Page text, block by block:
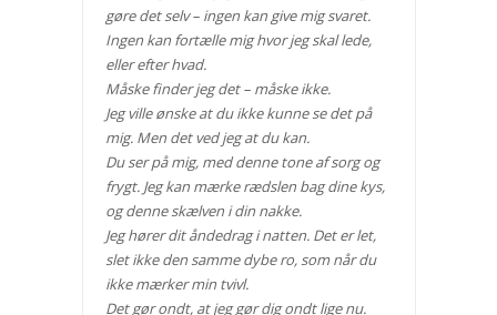
gøre det selv – ingen kan give mig svaret.
Ingen kan fortælle mig hvor jeg skal lede,
eller efter hvad.
Måske finder jeg det – måske ikke.
Jeg ville ønske at du ikke kunne se det på
mig. Men det ved jeg at du kan.
Du ser på mig, med denne tone af sorg og
frygt. Jeg kan mærke rædslen bag dine kys,
og denne skælven i din nakke.
Jeg hører dit åndedrag i natten. Det er let,
slet ikke den samme dybe ro, som når du
ikke mærker min tvivl.
Det gør ondt, at jeg gør dig ondt lige nu.